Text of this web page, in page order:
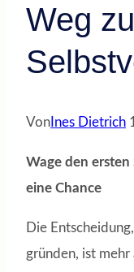
Weg
Von Ines Dietrich
Wage den
eine Chance
Die
gründen, ist